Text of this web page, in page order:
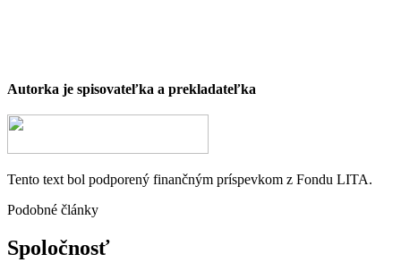
Autorka je spisovateľka a prekladateľka
Tento text bol podporený finančným príspevkom z Fondu LITA.
Podobné články
Spoločnosť